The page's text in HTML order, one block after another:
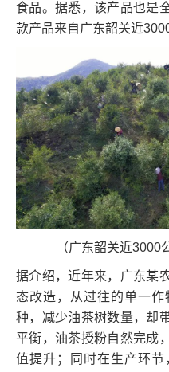
食品。据悉，该产品也是
款产品来自广东韶关近
（广东韶关近3000
据介绍，近年来，广东某
态改造，从过往的单一
种，减少油茶树数量，却
平衡，油茶授粉自然完成
值提升；同时在生产环